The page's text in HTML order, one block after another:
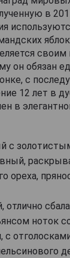
в
своим
он обязан
с
12 лет в
в
с
ореха,
отлично
ноток
с